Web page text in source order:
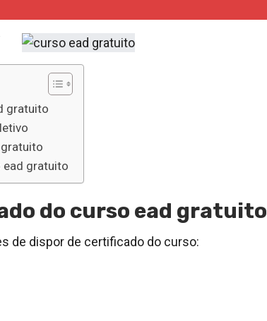
gratuito
ead gratuito
do curso ead gratuito
de dispor de certificado do curso: